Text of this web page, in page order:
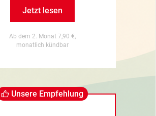
Jetzt lesen
Ab dem 2. Monat 7,90 €,
monatlich kündbar
Unsere Empfehlung